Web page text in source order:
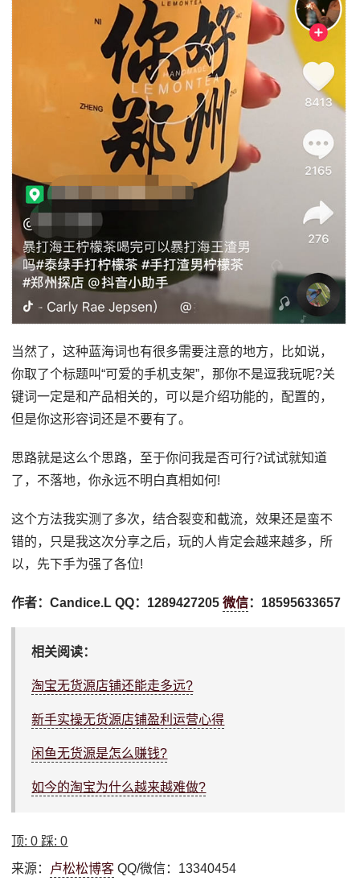
当然了，这种蓝海词也有很多需要注意的地方，比如说，
你取了个标题叫“可爱的手机支架”，那你不是逗我玩呢?关
键词一定是和产品相关的，可以是介绍功能的，配置的，
但是你这形容词还是不要有了。
思路就是这么个思路，至于你问我是否可行?试试就知道
了，不落地，你永远不明白真相如何!
这个方法我实测了多次，结合裂变和截流，效果还是蛮不
错的，只是我这次分享之后，玩的人肯定会越来越多，所
以，先下手为强了各位!
作者：Candice.L QQ：1289427205微信：18595633657
相关阅读：
淘宝无货源店铺还能走多远?
新手实操无货源店铺盈利运营心得
闲鱼无货源是怎么赚钱?
如今的淘宝为什么越来越难做?
顶:0 踩:0
来源： 卢松松博客 QQ/微信：13340454